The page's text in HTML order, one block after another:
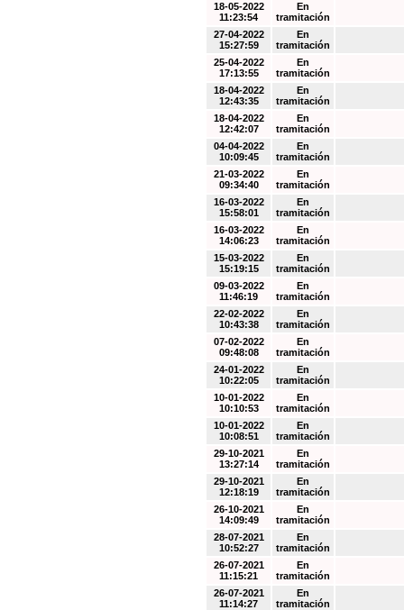
18-05-2022
11:23:54
En
tramitación
27-04-2022
15:27:59
En
tramitación
25-04-2022
17:13:55
En
tramitación
18-04-2022
12:43:35
En
tramitación
18-04-2022
12:42:07
En
tramitación
04-04-2022
10:09:45
En
tramitación
21-03-2022
09:34:40
En
tramitación
16-03-2022
15:58:01
En
tramitación
16-03-2022
14:06:23
En
tramitación
15-03-2022
15:19:15
En
tramitación
09-03-2022
11:46:19
En
tramitación
22-02-2022
10:43:38
En
tramitación
07-02-2022
09:48:08
En
tramitación
24-01-2022
10:22:05
En
tramitación
10-01-2022
10:10:53
En
tramitación
10-01-2022
10:08:51
En
tramitación
29-10-2021
13:27:14
En
tramitación
29-10-2021
12:18:19
En
tramitación
26-10-2021
14:09:49
En
tramitación
28-07-2021
10:52:27
En
tramitación
26-07-2021
11:15:21
En
tramitación
26-07-2021
11:14:27
En
tramitación